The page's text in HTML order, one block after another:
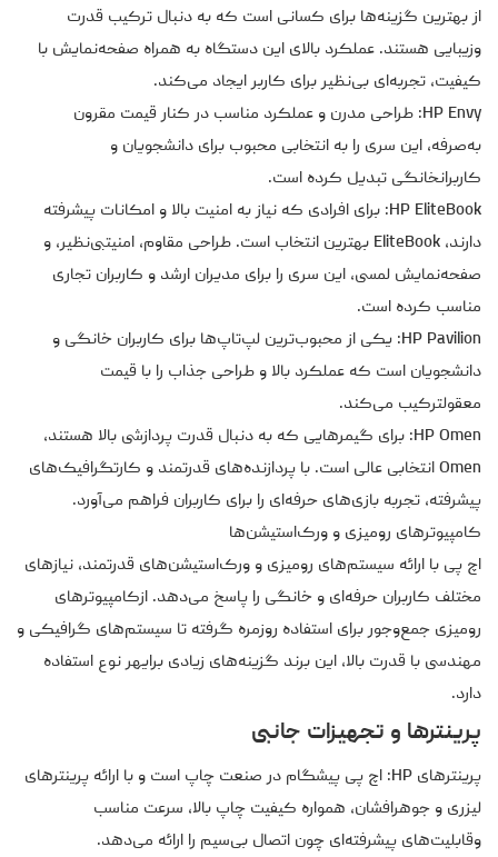
از بهترین گزینه‌ها برای کسانی است که به دنبال ترکیب قدرت
وزیبایی هستند. عملکرد بالای این دستگاه به همراه صفحه‌نمایش با
کیفیت، تجربه‌ای بی‌نظیر برای کاربر ایجاد می‌کند.
HP Envy: طراحی مدرن و عملکرد مناسب در کنار قیمت مقرون
به‌صرفه، این سری را به انتخابی محبوب برای دانشجویان و
کاربرانخانگی تبدیل کرده است.
HP EliteBook: برای افرادی که نیاز به امنیت بالا و امکانات پیشرفته
دارند، EliteBook بهترین انتخاب است. طراحی مقاوم، امنیتبی‌نظیر، و
صفحه‌نمایش لمسی، این سری را برای مدیران ارشد و کاربران تجاری
مناسب کرده است.
HP Pavilion: یکی از محبوب‌ترین لپ‌تاپ‌ها برای کاربران خانگی و
دانشجویان است که عملکرد بالا و طراحی جذاب را با قیمت
معقولترکیب می‌کند.
HP Omen: برای گیمرهایی که به دنبال قدرت پردازشی بالا هستند،
Omen انتخابی عالی است. با پردازنده‌های قدرتمند و کارتگرافیک‌های
پیشرفته، تجربه بازی‌های حرفه‌ای را برای کاربران فراهم می‌آورد.
کامپیوترهای رومیزی و ورک‌استیشن‌ها
اچ پی با ارائه سیستم‌های رومیزی و ورک‌استیشن‌های قدرتمند، نیازهای
مختلف کاربران حرفه‌ای و خانگی را پاسخ می‌دهد. ازکامپیوترهای
رومیزی جمع‌وجور برای استفاده روزمره گرفته تا سیستم‌های گرافیکی و
مهندسی با قدرت بالا، این برند گزینه‌های زیادی برایهر نوع استفاده
دارد.
پرینترها و تجهیزات جانبی
پرینترهای HP: اچ پی پیشگام در صنعت چاپ است و با ارائه پرینترهای
لیزری و جوهرافشان، همواره کیفیت چاپ بالا، سرعت مناسب
وقابلیت‌های پیشرفته‌ای چون اتصال بی‌سیم را ارائه می‌دهد.